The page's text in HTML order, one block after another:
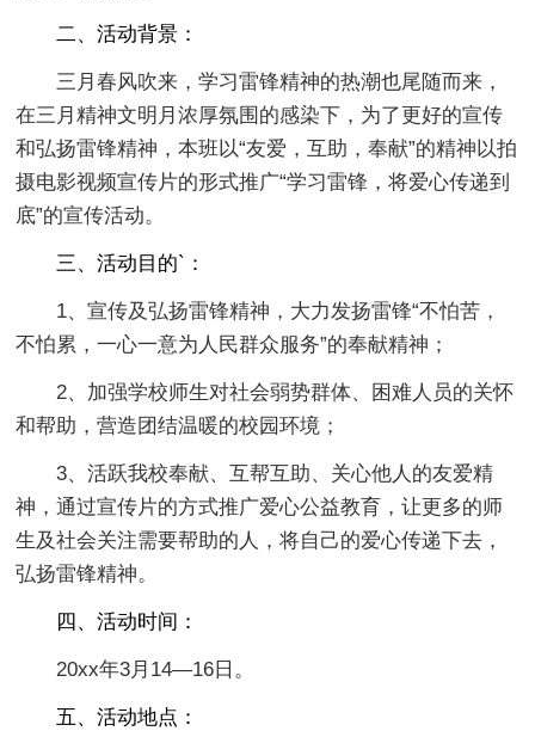
二、活动背景：
三月春风吹来，学习雷锋精神的热潮也尾随而来，
在三月精神文明月浓厚氛围的感染下，为了更好的宣传
和弘扬雷锋精神，本班以“友爱，互助，奉献”的精神以拍
摄电影视频宣传片的形式推广“学习雷锋，将爱心传递到
底”的宣传活动。
三、活动目的`：
1、宣传及弘扬雷锋精神，大力发扬雷锋“不怕苦，
不怕累，一心一意为人民群众服务”的奉献精神；
2、加强学校师生对社会弱势群体、困难人员的关怀
和帮助，营造团结温暖的校园环境；
3、活跃我校奉献、互帮互助、关心他人的友爱精
神，通过宣传片的方式推广爱心公益教育，让更多的师
生及社会关注需要帮助的人，将自己的爱心传递下去，
弘扬雷锋精神。
四、活动时间：
20xx年3月14—16日。
五、活动地点：